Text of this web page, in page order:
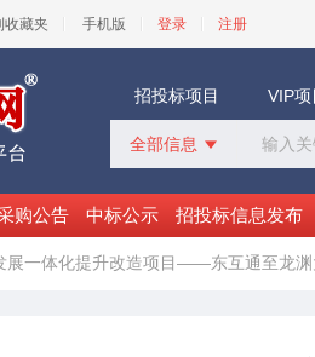
收藏夹 手机版 登录 注册
招投标项目 VIP
全部信息 
招标采购
中标公示
变更公告
购公告 中标公示 招投标信息发布
展一体化提升改造项目——东互通至龙